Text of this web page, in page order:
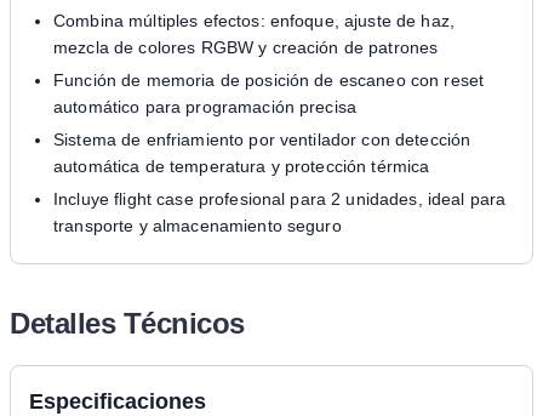
Combina múltiples efectos: enfoque, ajuste de haz,
mezcla de colores RGBW y creación de patrones
Función de memoria de posición de escaneo con reset
automático para programación precisa
Sistema de enfriamiento por ventilador con detección
automática de temperatura y protección térmica
Incluye flight case profesional para 2 unidades, ideal para
transporte y almacenamiento seguro
Detalles Técnicos
Especificaciones